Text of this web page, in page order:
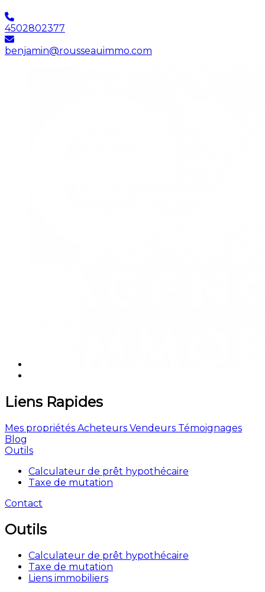
4502802377
benjamin@rousseauimmo.com
Liens Rapides
Mes propriétés Acheteurs Vendeurs Témoignages
Blog
Outils
Calculateur de prêt hypothécaire
Taxe de mutation
Contact
Outils
Calculateur de prêt hypothécaire
Taxe de mutation
Liens immobiliers